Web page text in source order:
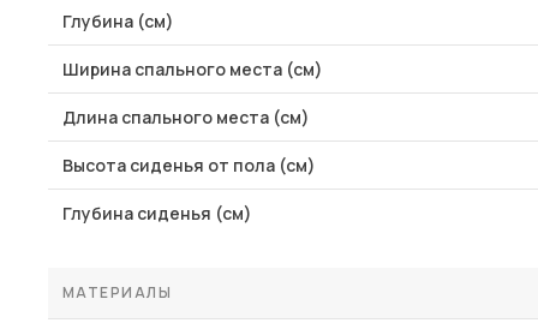
Глубина (см)
Ширина спального места (см)
Длина спального места (см)
Высота сиденья от пола (см)
Глубина сиденья (см)
МАТЕРИАЛЫ